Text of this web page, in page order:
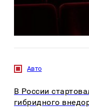
Авто
В России
гибридного